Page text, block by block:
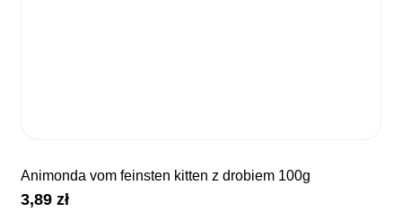
animonda vom feinsten kitten z drobiem 100g
3,89zł